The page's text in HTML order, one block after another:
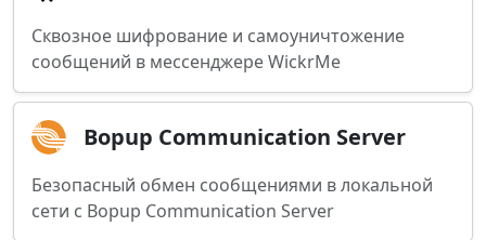
Сквозное шифрование и самоуничтожение
сообщений в мессенджере WickrMe
Bopup Communication Server
Безопасный обмен сообщениями в локальной
сети с Bopup Communication Server